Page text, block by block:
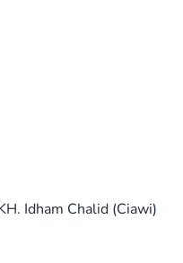
Idham Chalid (Ciawi)